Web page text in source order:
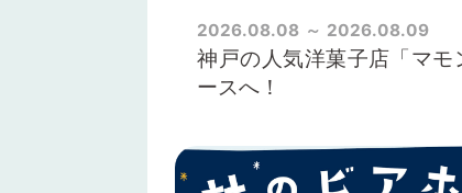
2026.08.08 2026.08.09
神戸の人気洋菓子店「マ
ースへ！